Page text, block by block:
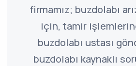
firmamız; buzdolabı
için, tamir
buzdolabı ustası
buzdolabı kaynaklı